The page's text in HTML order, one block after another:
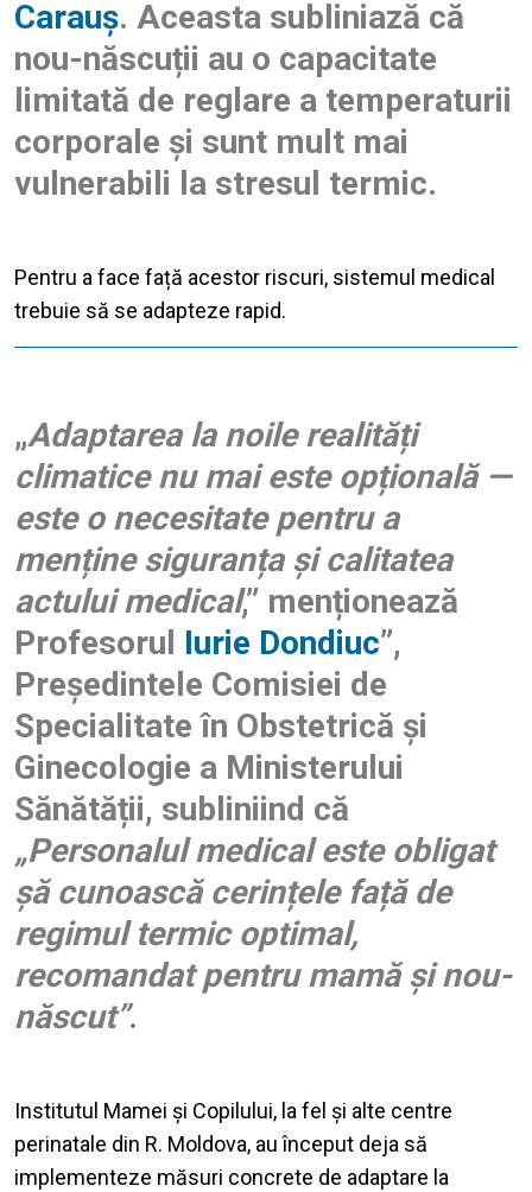
Carauș. Aceasta subliniază că
nou-născuții au o capacitate
limitată de reglare a temperaturii
corporale și sunt mult mai
vulnerabili la stresul termic.
Pentru a face față acestor riscuri, sistemul medical
trebuie să se adapteze rapid.
„Adaptarea la noile realități
climatice nu mai este opțională —
este o necesitate pentru a
menține siguranța și calitatea
actului medical,” menționează
Profesorul Iurie Dondiuc”,
Președintele Comisiei de
Specialitate în Obstetrică și
Ginecologie a Ministerului
Sănătății, subliniind că
„Personalul medical este obligat
șă cunoască cerințele față de
regimul termic optimal,
recomandat pentru mamă și nou-
născut”.
Institutul Mamei și Copilului, la fel și alte centre
perinatale din R. Moldova, au început deja să
implementeze măsuri concrete de adaptare la